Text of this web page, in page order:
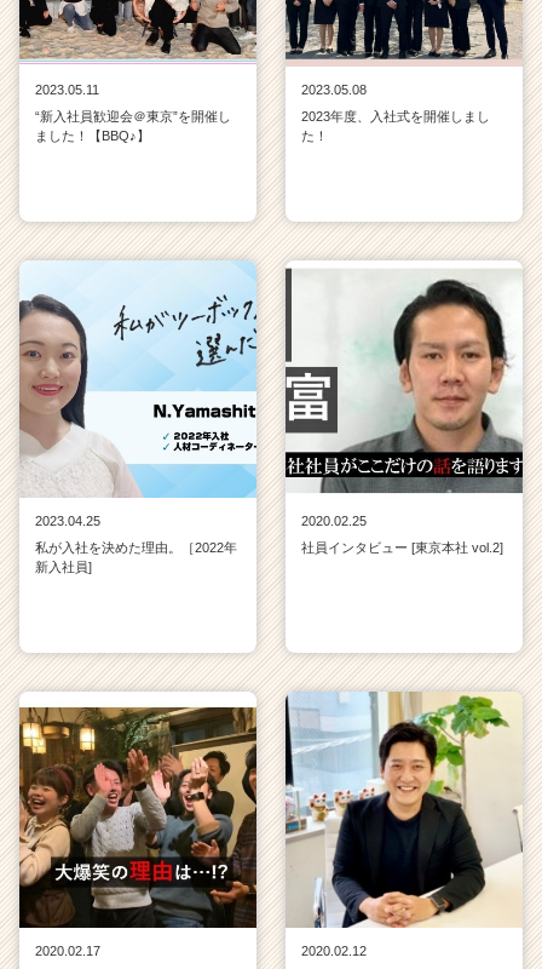
2023.05.11
“新入社員歓迎会＠東京”を開催し
ました！【BBQ♪】
2023.05.08
2023年度、入社式を開催しまし
た！
2023.04.25
私が入社を決めた理由。［2022年
新入社員]
2020.02.25
社員インタビュー [東京本社 vol.2]
2020.02.17
2020.02.12